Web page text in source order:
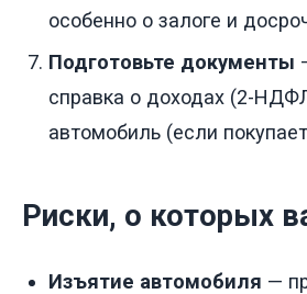
особенно о залоге и
Подготовьте документы
справка о доходах (2-
автомобиль (если
Риски, о которых
Изъятие автомобиля —